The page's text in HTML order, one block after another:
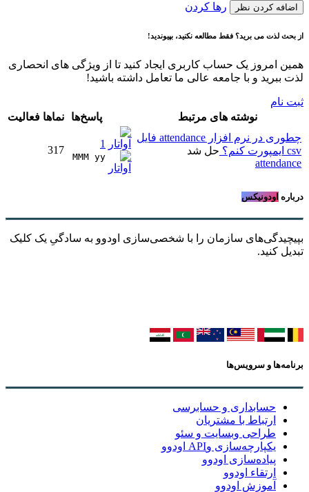
اضافه کردن نظر رها کردن
از بحث لذت می برید؟ فقط مطالعه نکنید، بپیوندید!
همین امروز یک حساب کاربری ایجاد کنید تا از ویژگی های انحصاری
لذت ببرید و با جامعه عالی ما تعامل داشته باشید!
ثبت نام
نوشته های مرتبط
پاسخ‌ها نماها فعالیت
چطوری در نرم افزار attendance فایل
csv ایمپورت کنم؟
حل شد
attendance
1
MMM yy
317
درباره اودونیکس
بپیچیدگی‌های سازمان را با شخصی‌سازی اودوو به سادگیِ یک کلیک
تبدیل کنید.
برنامه‌ها و سرویس‌ها
حسابداری و حسابرسی
ارتباط با مشتریان
طراحی وبسایت و سئو
یکپارچه‌سازی وAPI اودوو
پیاده‌سازی اودوو
ارتقاء اودوو
آموزش اودوو